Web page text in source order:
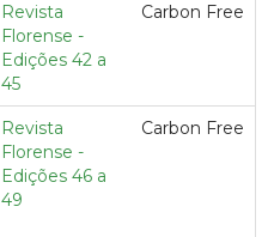
Revista
Florense -
Edições 42 a
45
Carbon Free
Revista
Florense -
Edições 46 a
49
Carbon Free